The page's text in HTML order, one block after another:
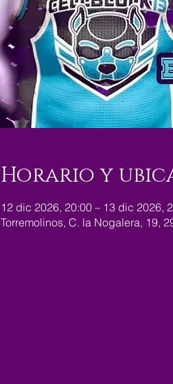
Horario y
12 dic 2026, 20:00 – 13 dic 2026,
Torremolinos, C. la Nogalera, 19,